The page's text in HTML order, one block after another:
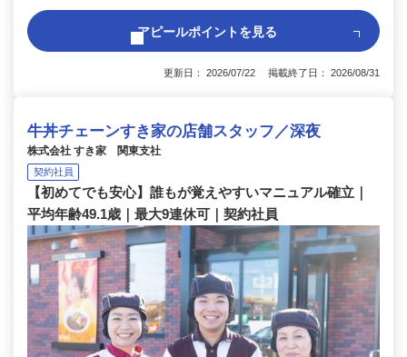
アピールポイントを見る
更新日： 2026/07/22 掲載終了日： 2026/08/31
牛丼チェーンすき家の店舗スタッフ／深夜
株式会社 すき家 関東支社
契約社員
【初めてでも安心】誰もが覚えやすいマニュアル確立｜
平均年齢49.1歳｜最大9連休可｜契約社員